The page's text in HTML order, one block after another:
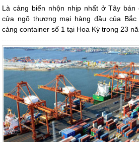
Là cảng biển nhộn nhịp nhất ở Tây bán
cửa ngõ thương mại hàng đầu của
cảng container số 1 tại Hoa Kỳ trong 23